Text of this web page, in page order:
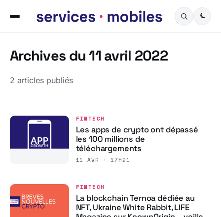
Archives du 11 avril 2022
2 articles publiés
FINTECH
Les apps de crypto ont dépassé
les 100 millions de
téléchargements
11 AVR · 17H21
FINTECH
La blockchain Ternoa dédiée au
NFT, Ukraine White Rabbit, LIFE